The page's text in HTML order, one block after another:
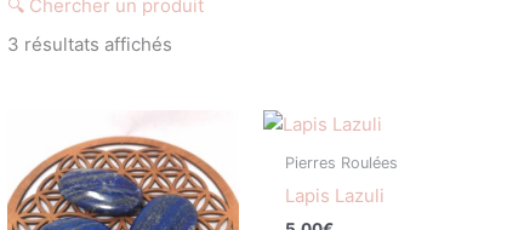
🔍 Chercher un produit
Catégorie
Non classé(0)
2025(1)
3 résultats affichés
Pierres Roulées
Lapis Lazuli